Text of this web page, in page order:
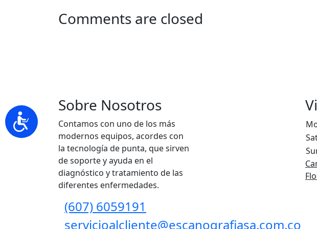
Comments are closed
Sobre Nosotros
Contamos con uno de los más
modernos equipos, acordes con
la tecnología de punta, que sirven
de soporte y ayuda en el
diagnóstico y tratamiento de las
diferentes enfermedades.
(607) 6059191
servicioalcliente@escanografiasa.com.co